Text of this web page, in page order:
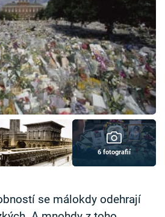
6 fotografií
se málokdy odehrají